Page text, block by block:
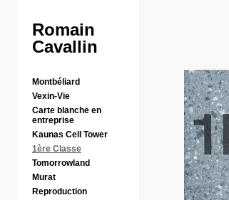
Romain
Cavallin
Montbéliard
Vexin-Vie
Carte blanche en
entreprise
Kaunas Cell Tower
1ère Classe
Tomorrowland
Murat
Reproduction